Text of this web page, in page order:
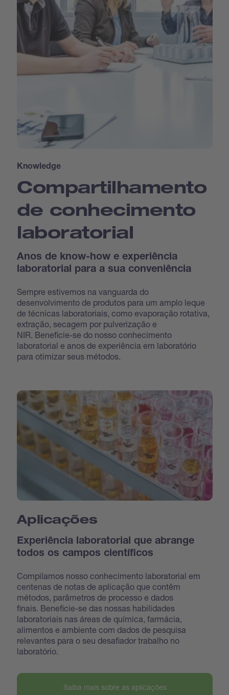
Knowledge
Compartilhamento
de conhecimento
laboratorial
Anos de know-how e experiência
laboratorial para a sua conveniência
Sempre estivemos na vanguarda do
desenvolvimento de produtos para um amplo leque
de técnicas laboratoriais, como evaporação rotativa,
extração, secagem por pulverização e
NIR. Beneficie-se do nosso conhecimento
laboratorial e anos de experiência em laboratório
para otimizar seus métodos.
Aplicações
Experiência laboratorial que abrange
todos os campos científicos
Compilamos nosso conhecimento laboratorial em
centenas de notas de aplicação que contêm
métodos, parâmetros de processo e dados
finais. Beneficie-se das nossas habilidades
laboratoriais nas áreas de química, farmácia,
alimentos e ambiente com dados de pesquisa
relevantes para o seu desafiador trabalho no
laboratório.
Saiba mais sobre as aplicações